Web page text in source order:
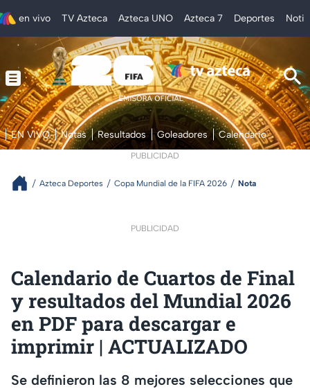
en vivo TV Azteca Azteca UNO Azteca 7 Deportes
EN VIVO Notas Resultados Goleadores Calendario
PUBLICIDAD
Azteca Deportes Copa Mundial de la FIFA 2026 Nota
PUBLICIDAD
Calendario de Cuartos de Final
y resultados del Mundial 2026
en PDF para descargar e
imprimir | ACTUALIZADO
Se definieron las 8 mejores selecciones que